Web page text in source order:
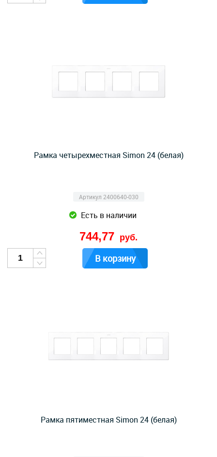
Рамка четырехместная Simon 24 (белая)
Артикул 2400640-030
Есть в наличии
744,77 руб.
В корзину
Рамка пятиместная Simon 24 (белая)